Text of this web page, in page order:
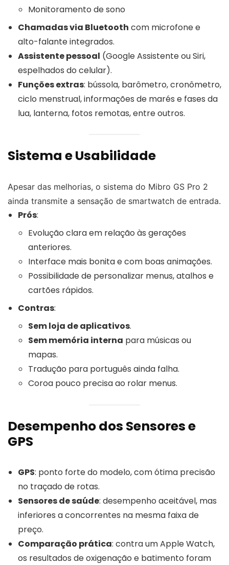
Monitoramento de sono
Chamadas via Bluetooth com microfone e
alto-falante integrados.
Assistente pessoal (Google Assistente ou Siri,
espelhados do celular).
Funções extras: bússola, barômetro, cronômetro,
ciclo menstrual, informações de marés e fases da
lua, lanterna, fotos remotas, entre outros.
Sistema e Usabilidade
Apesar das melhorias, o sistema do Mibro GS Pro 2
ainda transmite a sensação de smartwatch de entrada.
Prós:
Evolução clara em relação às gerações
anteriores.
Interface mais bonita e com boas animações.
Possibilidade de personalizar menus, atalhos e
cartões rápidos.
Contras:
Sem loja de aplicativos.
Sem memória interna para músicas ou
mapas.
Tradução para português ainda falha.
Coroa pouco precisa ao rolar menus.
Desempenho dos Sensores e
GPS
GPS: ponto forte do modelo, com ótima precisão
no traçado de rotas.
Sensores de saúde: desempenho aceitável, mas
inferiores a concorrentes na mesma faixa de
preço.
Comparação prática: contra um Apple Watch,
os resultados de oxigenação e batimento foram